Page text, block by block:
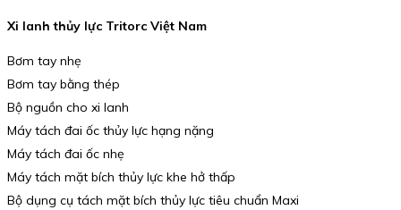
Xi lanh thủy lực Tritorc Việt Nam
Bơm tay nhẹ
Bơm tay bằng thép
Bộ nguồn cho xi lanh
Máy tách đai ốc thủy lực hạng nặng
Máy tách đai ốc nhẹ
Máy tách mặt bích thủy lực khe hở thấp
Bộ dụng cụ tách mặt bích thủy lực tiêu chuẩn Maxi